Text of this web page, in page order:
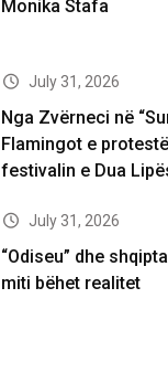
Monika Stafa
July 31, 2026
Nga Zvërneci në
Flamingot e
festivalin e Dua
July 31, 2026
“Odiseu” dhe
miti bëhet realitet